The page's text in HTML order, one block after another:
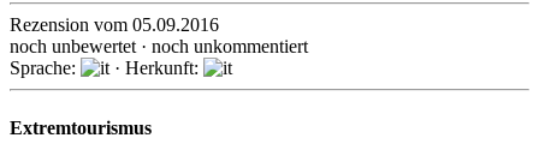
Rezension vom 05.09.2016
noch unbewertet · noch unkommentiert
Sprache:
· Herkunft:
Extremtourismus